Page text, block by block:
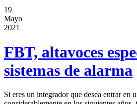
19
Mayo
2021
FBT, altavoces
sistemas de alarma
Si eres un integrador que desea entrar en